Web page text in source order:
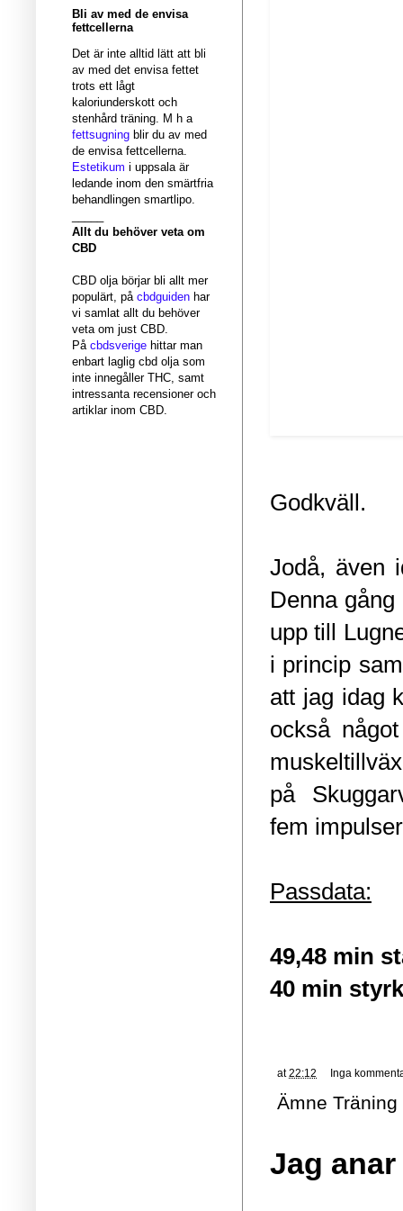
Godkväll.
Jodå, även
Denna
upp till
i princip
att jag idag
också
på
fem
Passdata:
49,48 min
40 min
at22:12 Inga
Ämne Träning
Jag
Bli av med de envisa
fettcellerna
Det är inte alltid lätt att bli
av med det envisa fettet
trots ett lågt
kaloriunderskott och
stenhård träning. M h a
fettsugning blir du av med
de envisa fettcellerna.
Estetikum i uppsala är
ledande inom den smärtfria
behandlingen smartlipo.
Allt du behöver veta om
CBD
CBD olja börjar bli allt mer
populärt, påcbdguiden har
vi samlat allt du behöver
veta om just CBD.
På cbdsverige hittar man
enbart laglig cbd olja som
inte innegåller THC, samt
intressanta recensioner och
artiklar inom CBD.